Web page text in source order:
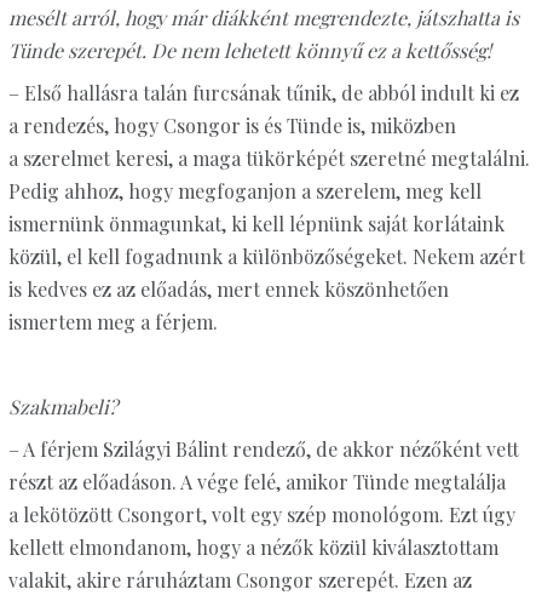
mesélt arról, hogy már diákként megrendezte, játszhatta is
Tünde szerepét. De nem lehetett könnyű ez a kettősség!
– Első hallásra talán furcsának tűnik, de abból indult ki ez
a rendezés, hogy Csongor is és Tünde is, miközben
a szerelmet keresi, a maga tükörképét szeretné megtalálni.
Pedig ahhoz, hogy megfoganjon a szerelem, meg kell
ismernünk önmagunkat, ki kell lépnünk saját korlátaink
közül, el kell fogadnunk a különbözőségeket. Nekem azért
is kedves ez az előadás, mert ennek köszönhetően
ismertem meg a férjem.
Szakmabeli?
– A férjem Szilágyi Bálint rendező, de akkor nézőként vett
részt az előadáson. A vége felé, amikor Tünde megtalálja
a lekötözött Csongort, volt egy szép monológom. Ezt úgy
kellett elmondanom, hogy a nézők közül kiválasztottam
valakit, akire ráruháztam Csongor szerepét. Ezen az